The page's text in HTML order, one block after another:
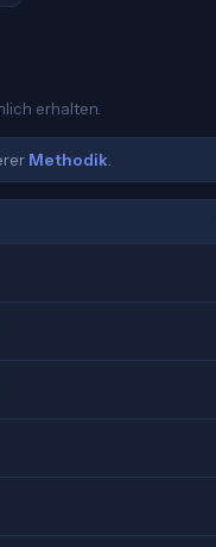
erhalten.
Methodik